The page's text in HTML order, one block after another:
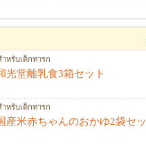
หรับเด็กทารก
堂離乳食3箱セット
หรับเด็กทารก
米赤ちゃんのおかゆ2袋セ